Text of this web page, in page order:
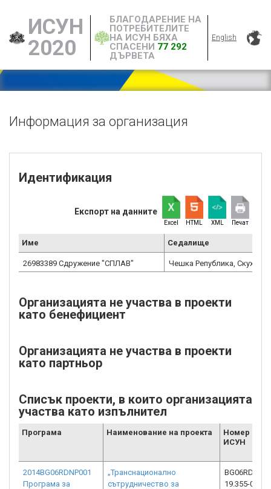
ИСУН
2020
БЛАГОДАРЕНИЕ НА
ПОТРЕБИТЕЛИТЕ
НА ИСУН БЯХА
СПАСЕНИ 77 292
ДЪРВЕТА
English
Информация за организация
Идентификация
Експорт на данните
Excel HTML XML Печат
Име Седалище
26983389 Сдружение "СПЛАВ" Чешка Република, Скухров
Организацията не участва в проекти
като бенефициент
Организацията не участва в проекти
като партньор
Списък проекти, в които организацията
участва като изпълнител
Програма Наименование на проекта
Номер от
ИСУН
2014BG06RDNP001
Програма за
„Транснационално
сътрудничество за
19.355-0003-